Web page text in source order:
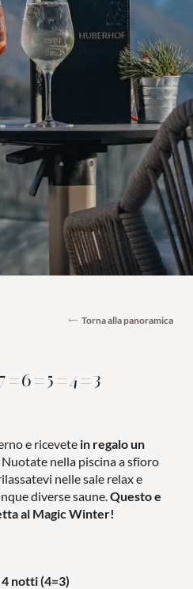
e prezzi
e suite
inclusi
minute
regalo
Torna alla panoramica
e ricevete in regalo un
nella piscina a sfioro
nelle sale relax e
diverse saune. Questo e
al Magic Winter!
notti (4=3)